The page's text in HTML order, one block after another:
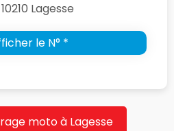
Lagesse
le N° *
moto à Lagesse